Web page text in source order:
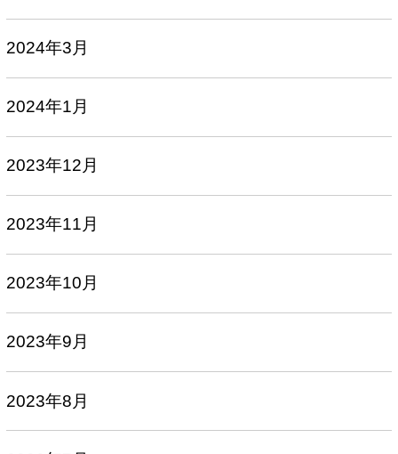
2024年3月
2024年1月
2023年12月
2023年11月
2023年10月
2023年9月
2023年8月